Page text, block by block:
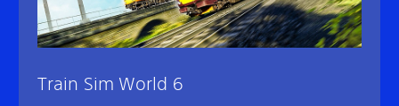
Train Sim World 6